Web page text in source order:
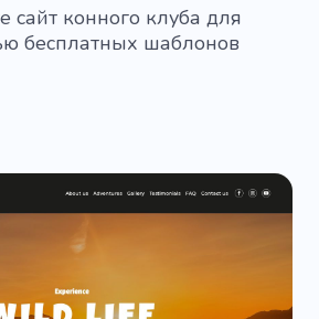
сайт конного клуба для
бесплатных шаблонов